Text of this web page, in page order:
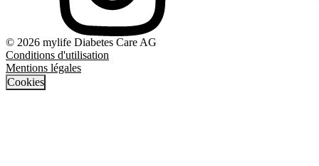
© 2026 mylife Diabetes Care AG
Conditions d'utilisation
Mentions légales
Cookies